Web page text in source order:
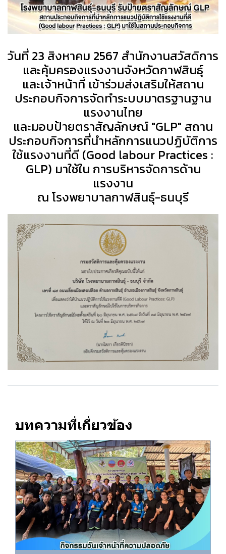
วันที่ 23 สิงหาคม 2567 สำนักงานสวัสดิการ
และคุ้มครองแรงงานจังหวัดกาฬสินธุ์
และเจ้าหน้าที่ เข้าร่วมส่งเสริมให้สถาน
ประกอบกิจการจัดทำระบบมาตรฐานฐาน
แรงงานไทย
และมอบป้ายตราสัญลักษณ์ "GLP" สถาน
ประกอบกิจการที่นำหลักการแนวปฏิบัติการ
ใช้แรงงานที่ดี (Good labour Practices :
GLP) มาใช้ใน การบริหารจัดการด้าน
แรงงาน
ณ โรงพยาบาลกาฬสินธุ์-ธนบุรี
บทความที่เกี่ยวข้อง